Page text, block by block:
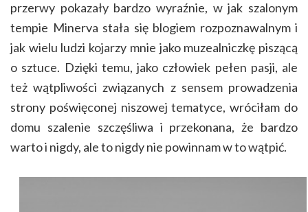
przerwy pokazały bardzo wyraźnie, w jak szalonym
tempie Minerva stała się blogiem rozpoznawalnym i
jak wielu ludzi kojarzy mnie jako muzealniczkę piszącą
o sztuce. Dzięki temu, jako człowiek pełen pasji, ale
też wątpliwości związanych z sensem prowadzenia
strony poświęconej niszowej tematyce, wróciłam do
domu szalenie szczęśliwa i przekonana, że bardzo
warto i nigdy, ale to nigdy nie powinnam w to wątpić.